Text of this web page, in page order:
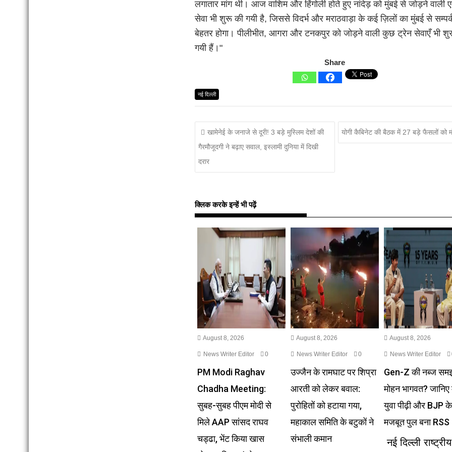
लगातार मांग थी। आज वाशिम और हिंगोली होते हुए नांदेड़ को मुंबई से जोड़ने वाली
सेवा भी शुरू की गयी है, जिससे विदर्भ और मराठवाड़ा के कई ज़िलों का मुंबई से
बेहतर होगा। पीलीभीत, आगरा और टनकपुर को जोड़ने वाली कुछ ट्रेन सेवाएँ भी
गयी हैं।"
Share
नई दिल्ली
खामेनेई के जनाजे से दूरी! 3 बड़े मुस्लिम देशों की
गैरमौजूदगी ने बढ़ाए सवाल, इस्लामी दुनिया में दिखी
दरार
योगी कैबिनेट की बैठक में 27 बड़े फैसलों को
क्लिक करके इन्हें भी पढ़ें
August 8, 2026
News Writer Editor 0
PM Modi Raghav
Chadha Meeting:
सुबह-सुबह पीएम मोदी से
मिले AAP सांसद राघव
चड्ढा, भेंट किया खास
August 8, 2026
News Writer Editor 0
उज्जैन के रामघाट पर शिप्रा
आरती को लेकर बवाल:
पुरोहितों को हटाया गया,
महाकाल समिति के बटुकों ने
संभाली कमान
August 8, 2026
News Writer Editor
Gen-Z की नब्ज
मोहन भागवत?
युवा पीढ़ी और BJP
मजबूत पुल बना RSS
नई दिल्ली राष्ट्रीय